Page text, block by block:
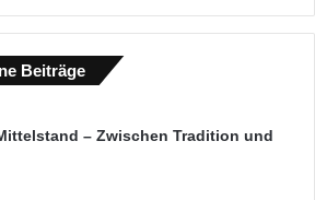
Beiträge
– Zwischen Tradition und